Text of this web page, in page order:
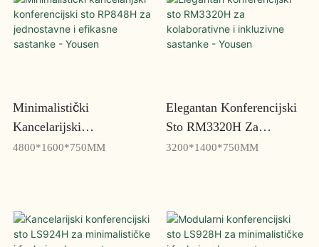
Minimalistički
Kancelarijski
Konferencijski Sto
4800*1600*750MM
Elegantan Konferencijski
Sto RM3320H Za
Kolaborativne I Inkluzivne
3200*1400*750MM